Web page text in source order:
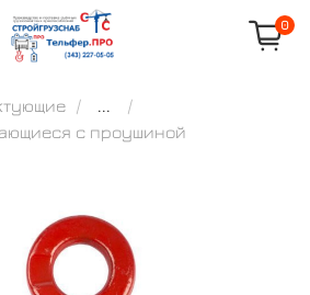
0
...
с проушиной